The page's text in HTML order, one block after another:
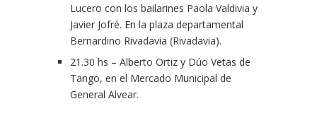
Lucero con los bailarines Paola Valdivia y
Javier Jofré. En la plaza departamental
Bernardino Rivadavia (Rivadavia).
21.30 hs – Alberto Ortiz y Dúo Vetas de
Tango, en el Mercado Municipal de
General Alvear.